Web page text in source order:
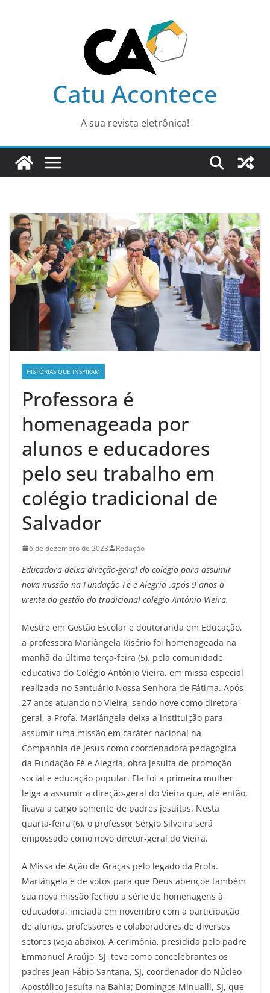
Catu Acontece
A sua revista eletrônica!
HISTÓRIAS QUE INSPIRAM
Professora é
homenageada por
alunos e educadores
pelo seu trabalho em
colégio tradicional de
Salvador
6 de dezembro de 2023 Redação
Educadora deixa direção-geral do colégio para assumir
nova missão na Fundação Fé e Alegria .após 9 anos à
vrente da gestão do tradicional colégio Antônio Vieira.
Mestre em Gestão Escolar e doutoranda em Educação,
a professora Mariângela Risério foi homenageada na
manhã da última terça-feira (5). pela comunidade
educativa do Colégio Antônio Vieira, em missa especial
realizada no Santuário Nossa Senhora de Fátima. Após
27 anos atuando no Vieira, sendo nove como diretora-
geral, a Profa. Mariângela deixa a instituição para
assumir uma missão em caráter nacional na
Companhia de Jesus como coordenadora pedagógica
da Fundação Fé e Alegria, obra jesuíta de promoção
social e educação popular. Ela foi a primeira mulher
leiga a assumir a direção-geral do Vieira que, até então,
ficava a cargo somente de padres jesuítas. Nesta
quarta-feira (6), o professor Sérgio Silveira será
empossado como novo diretor-geral do Vieira.
A Missa de Ação de Graças pelo legado da Profa.
Mariângela e de votos para que Deus abençoe também
sua nova missão fechou a série de homenagens à
educadora, iniciada em novembro com a participação
de alunos, professores e colaboradores de diversos
setores (veja abaixo). A cerimônia, presidida pelo padre
Emmanuel Araújo, SJ, teve como concelebrantes os
padres Jean Fábio Santana, SJ, coordenador do Núcleo
Apostólico Jesuíta na Bahia; Domingos Minualli, SJ, que